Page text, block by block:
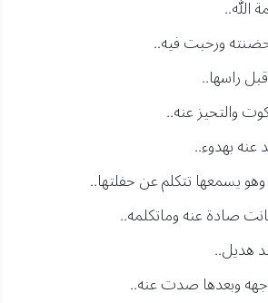
الله..
حضنته ورحبت فيه..
راسها..
والتحيز عنه..
بهدوء..
يسمعها تتكلم عن حفلتها..
صادة عنه وماتكلمه..
هديل..
وبعدها صدت عنه..